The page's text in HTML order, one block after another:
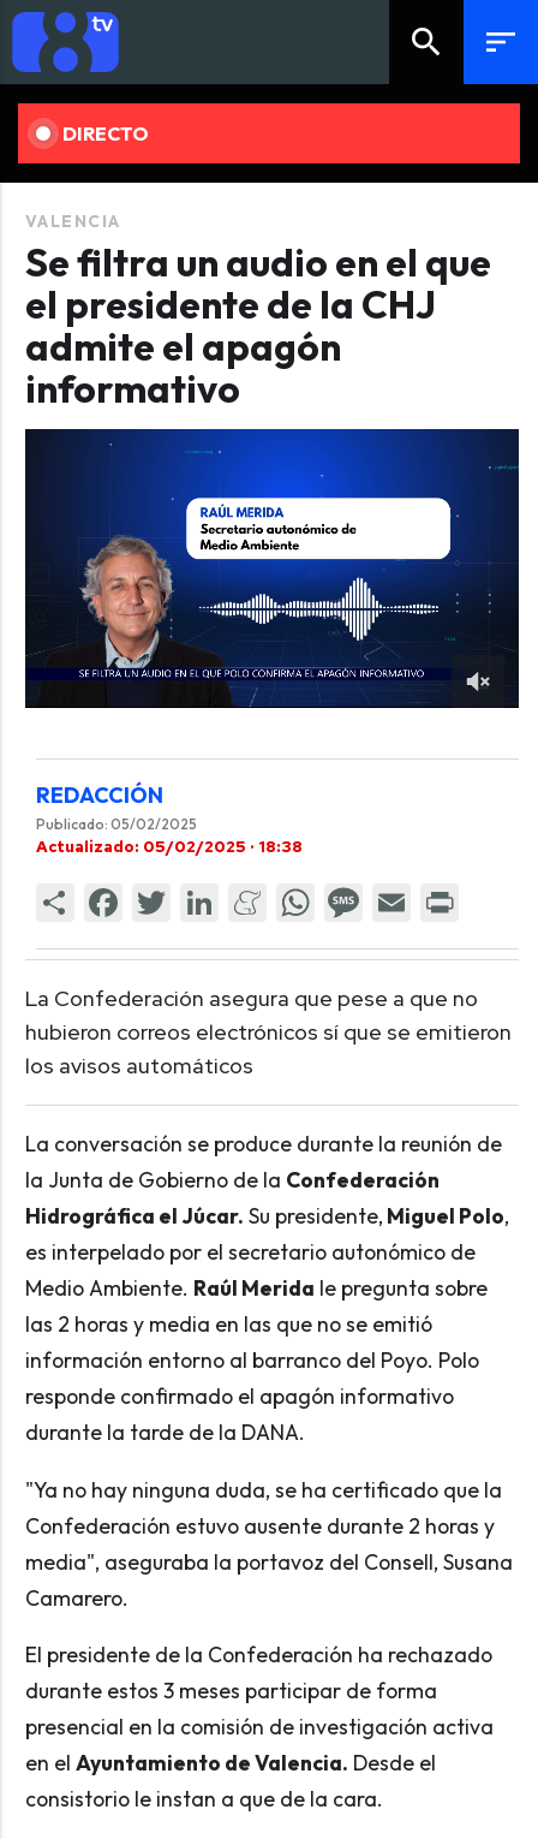
search sort
DIRECTO
VALENCIA
Se filtra un audio en el que
el presidente de la CHJ
admite el apagón
informativo
REDACCIÓN
Publicado: 05/02/2025
Actualizado: 05/02/2025 · 18:38
La Confederación asegura que pese a que no
hubieron correos electrónicos sí que se emitieron
los avisos automáticos
La conversación se produce durante la reunión de
la Junta de Gobierno de la Confederación
Hidrográfica el Júcar. Su presidente, Miguel Polo,
es interpelado por el secretario autonómico de
Medio Ambiente. Raúl Merida le pregunta sobre
las 2 horas y media en las que no se emitió
información entorno al barranco del Poyo. Polo
responde confirmado el apagón informativo
durante la tarde de la DANA.
"Ya no hay ninguna duda, se ha certificado que la
Confederación estuvo ausente durante 2 horas y
media", aseguraba la portavoz del Consell, Susana
Camarero.
El presidente de la Confederación ha rechazado
durante estos 3 meses participar de forma
presencial en la comisión de investigación activa
en el Ayuntamiento de Valencia. Desde el
consistorio le instan a que de la cara.